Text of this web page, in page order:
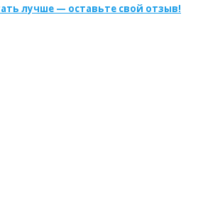
лучше — оставьте свой отзыв!